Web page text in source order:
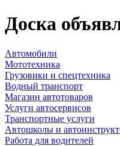
Доска
Автомобили
Мототехника
Грузовики и спецтехника
Водный транспорт
Магазин автотоваров
Услуги автосервисов
Транспортные услуги
Автошколы и
Работа для водителей